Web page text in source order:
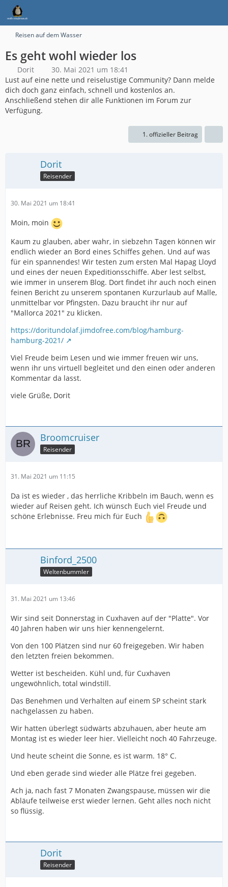
Reisen auf dem Wasser
Es geht wohl wieder los
Dorit
30. Mai 2021 um 18:41
Lust auf eine nette und reiselustige Community? Dann melde
dich doch ganz einfach, schnell und kostenlos an.
Anschließend stehen dir alle Funktionen im Forum zur
Verfügung.
1. offizieller Beitrag
Dorit
Reisender
30. Mai 2021 um 18:41
Moin, moin
Kaum zu glauben, aber wahr, in siebzehn Tagen können wir
endlich wieder an Bord eines Schiffes gehen. Und auf was
für ein spannendes! Wir testen zum ersten Mal Hapag Lloyd
und eines der neuen Expeditionsschiffe. Aber lest selbst,
wie immer in unserem Blog. Dort findet ihr auch noch einen
feinen Bericht zu unserem spontanen Kurzurlaub auf Malle,
unmittelbar vor Pfingsten. Dazu braucht ihr nur auf
"Mallorca 2021" zu klicken.
https://doritundolaf.jimdofree.com/blog/hamburg-
hamburg-2021/
Viel Freude beim Lesen und wie immer freuen wir uns,
wenn ihr uns virtuell begleitet und den einen oder anderen
Kommentar da lasst.
viele Grüße, Dorit
Broomcruiser
Reisender
31. Mai 2021 um 11:15
Da ist es wieder , das herrliche Kribbeln im Bauch, wenn es
wieder auf Reisen geht. Ich wünsch Euch viel Freude und
schöne Erlebnisse. Freu mich für Euch
Binford_2500
Weltenbummler
31. Mai 2021 um 13:46
Wir sind seit Donnerstag in Cuxhaven auf der "Platte". Vor
40 Jahren haben wir uns hier kennengelernt.
Von den 100 Plätzen sind nur 60 freigegeben. Wir haben
den letzten freien bekommen.
Wetter ist bescheiden. Kühl und, für Cuxhaven
ungewöhnlich, total windstill.
Das Benehmen und Verhalten auf einem SP scheint stark
nachgelassen zu haben.
Wir hatten überlegt südwärts abzuhauen, aber heute am
Montag ist es wieder leer hier. Vielleicht noch 40 Fahrzeuge.
Und heute scheint die Sonne, es ist warm. 18° C.
Und eben gerade sind wieder alle Plätze frei gegeben.
Ach ja, nach fast 7 Monaten Zwangspause, müssen wir die
Abläufe teilweise erst wieder lernen. Geht alles noch nicht
so flüssig.
Dorit
Reisender